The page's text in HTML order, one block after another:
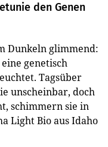
den Genen
Dunkeln glimmend:
genetisch
Tagsüber
unscheinbar, doch
schimmern sie in
Light Bio aus Idaho